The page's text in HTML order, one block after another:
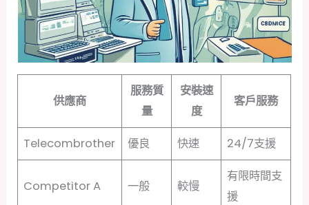
供應商
服務質
量
安裝速
度
客戶服務
Telecombrother 優良 快速 24/7支援
Competitor A 一般 較慢
有限時間支
援